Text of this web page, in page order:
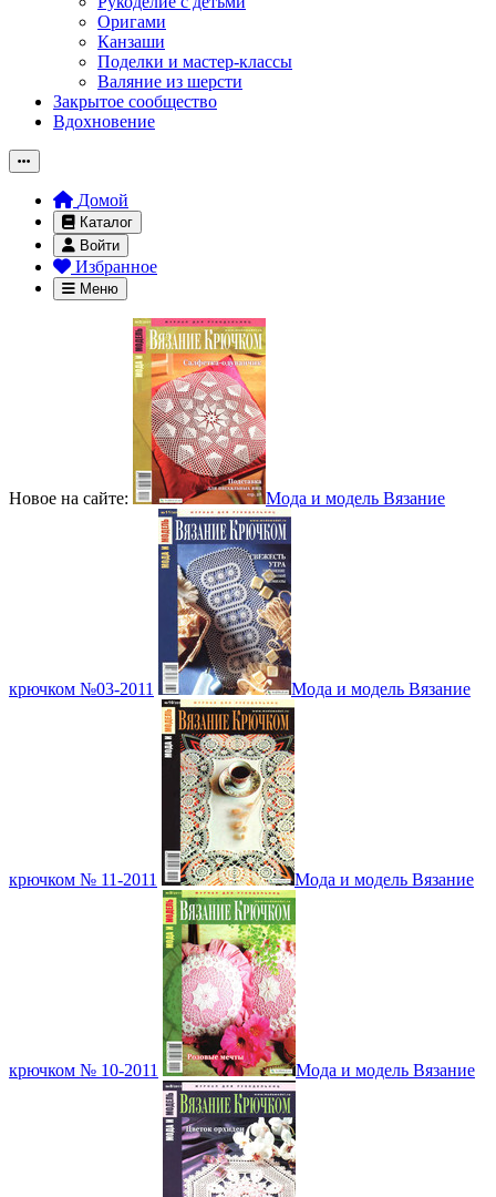
Оригами
Канзаши
Поделки и мастер-классы
Валяние из шерсти
Закрытое сообщество
Вдохновение
Домой
Каталог
Войти
Избранное
Меню
Новое на сайте: Мода и модель Вязание
крючком №03-2011 Мода и модель Вязание
крючком № 11-2011 Мода и модель Вязание
крючком № 10-2011 Мода и модель Вязание